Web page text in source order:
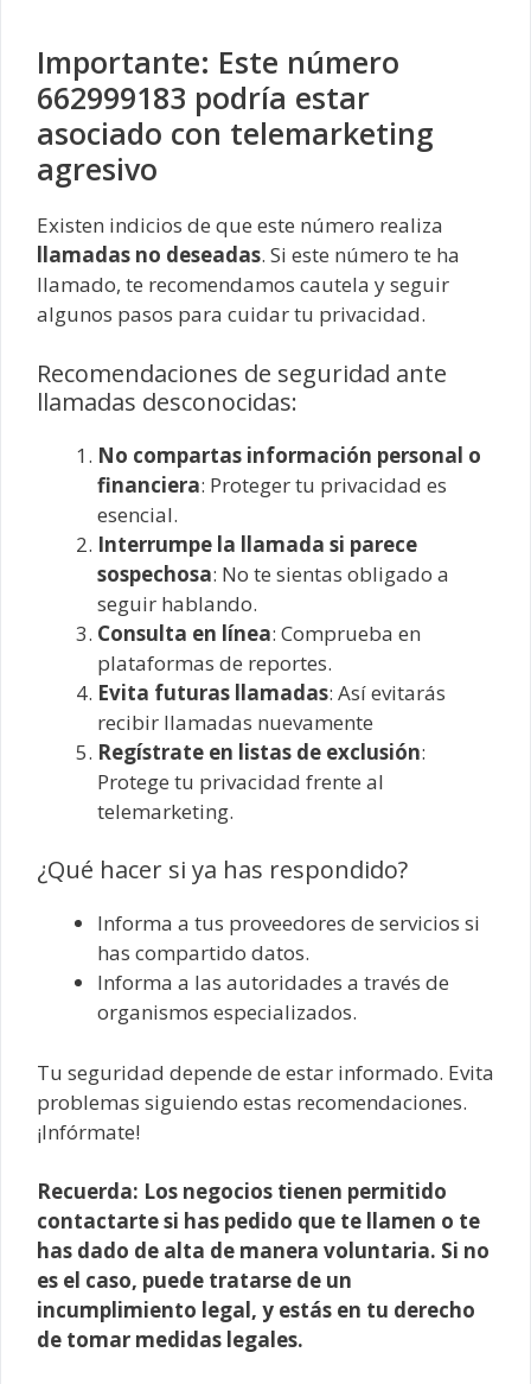
Importante: Este número
662999183 podría estar
asociado con telemarketing
agresivo
Existen indicios de que este número realiza
llamadas no deseadas. Si este número te ha
llamado, te recomendamos cautela y seguir
algunos pasos para cuidar tu privacidad.
Recomendaciones de seguridad ante
llamadas desconocidas:
No compartas información personal o
financiera: Proteger tu privacidad es
esencial.
Interrumpe la llamada si parece
sospechosa: No te sientas obligado a
seguir hablando.
Consulta en línea: Comprueba en
plataformas de reportes.
Evita futuras llamadas: Así evitarás
recibir llamadas nuevamente
Regístrate en listas de exclusión:
Protege tu privacidad frente al
telemarketing.
¿Qué hacer si ya has respondido?
Informa a tus proveedores de servicios si
has compartido datos.
Informa a las autoridades a través de
organismos especializados.
Tu seguridad depende de estar informado. Evita
problemas siguiendo estas recomendaciones.
¡Infórmate!
Recuerda: Los negocios tienen permitido
contactarte si has pedido que te llamen o te
has dado de alta de manera voluntaria. Si no
es el caso, puede tratarse de un
incumplimiento legal, y estás en tu derecho
de tomar medidas legales.